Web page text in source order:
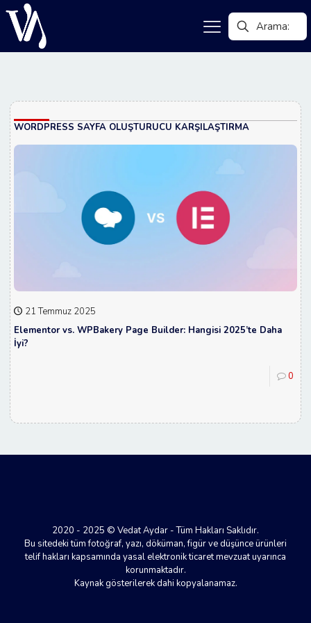
WORDPRESS SAYFA OLUŞTURUCU KARŞILAŞTIRMA
21 Temmuz 2025
Elementor vs. WPBakery Page Builder: Hangisi 2025’te Daha
İyi?
0
2020 - 2025 © Vedat Aydar - Tüm Hakları Saklıdır.
Bu sitedeki tüm fotoğraf, yazı, döküman, figür ve düşünce ürünleri
telif hakları kapsamında yasal elektronik ticaret mevzuat uyarınca
korunmaktadır.
Kaynak gösterilerek dahi kopyalanamaz.